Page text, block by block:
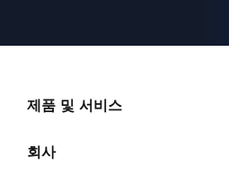
제품 및 서비스
회사